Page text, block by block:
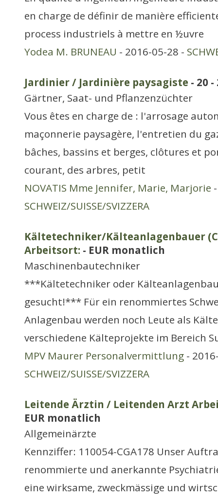
en charge de définir de manière
process industriels à mettre en ½uvre
Yodea M. BRUNEAU - 2016-05-28 -
Jardinier / Jardinière paysagiste - 20
Gärtner, Saat- und Pflanzenzüchter
Vous êtes en charge de : l'arrosage
maçonnerie paysagère, l'entretien du
bâches, bassins et berges, clôtures et
courant, des arbres, petit
NOVATIS Mme Jennifer, Marie, Marjorie
SCHWEIZ/SUISSE/SVIZZERA
Kältetechniker/Kälteanlagenbauer
Arbeitsort: - EUR monatlich
Maschinenbautechniker
***Kältetechniker oder
gesucht!*** Für ein renommiertes
Anlagenbau werden noch Leute als
verschiedene Kälteprojekte im Bereich
MPV Maurer Personalvermittlung -
SCHWEIZ/SUISSE/SVIZZERA
Leitende Ärztin / Leitenden Arzt
EUR monatlich
Allgemeinärzte
Kennziffer: 110054-CGA178 Unser
renommierte und anerkannte
eine wirksame, zweckmässige und